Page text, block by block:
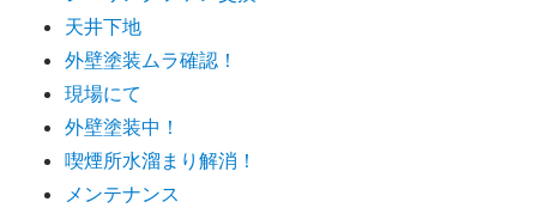
天井下地
外壁塗装ムラ確認！
現場にて
外壁塗装中！
喫煙所水溜まり解消！
メンテナンス